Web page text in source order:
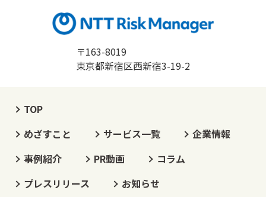
〒163-8019
東京都新宿区西新宿3-19-2
TOP
めざすこと
サービス一覧
企業情報
事例紹介
PR動画
コラム
プレスリリース
お知らせ